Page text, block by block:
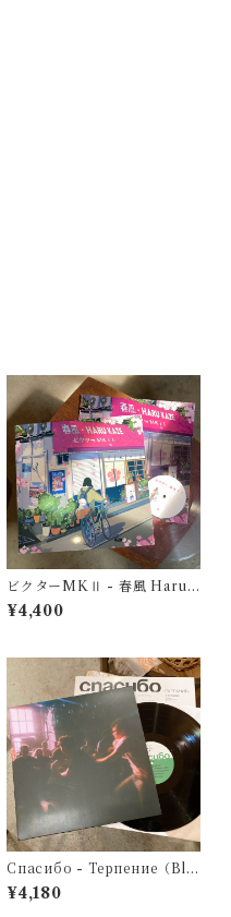
ビクターMKⅡ - 春風 Haru
Kaze（Limited Edition 12"
Transparent Vinyl）
¥4,400
Спасибо - Терпение（Bla
ck 12" Vinyl）
¥4,180